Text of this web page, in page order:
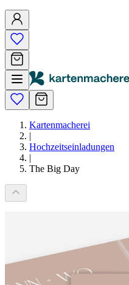
Kartenmacherei
|
Hochzeitseinladungen
|
The Big Day